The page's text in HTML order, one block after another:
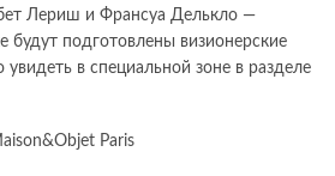
Лериш и Франсуа Делькло —
будут подготовлены визионерские
в специальной зоне в разделе